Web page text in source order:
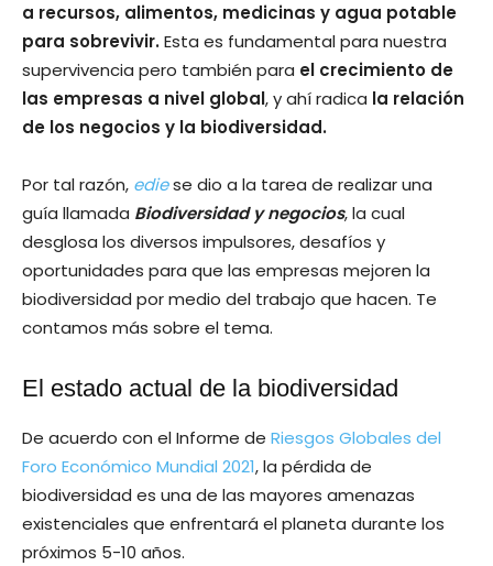
a recursos, alimentos, medicinas y agua potable
para sobrevivir.Esta es fundamental para nuestra
supervivencia pero también para el crecimiento de
las empresas a nivel global, y ahí radica la relación
de los negocios y la biodiversidad.
Por tal razón, ediese dio a la tarea de realizar una
guía llamada Biodiversidad y negocios, la cual
desglosa los diversos impulsores, desafíos y
oportunidades para que las empresas mejoren la
biodiversidad por medio del trabajo que hacen. Te
contamos más sobre el tema.
El estado actual de la biodiversidad
De acuerdo con el Informe de Riesgos Globales del
Foro Económico Mundial 2021, la pérdida de
biodiversidad es una de las mayores amenazas
existenciales que enfrentará el planeta durante los
próximos 5-10 años.